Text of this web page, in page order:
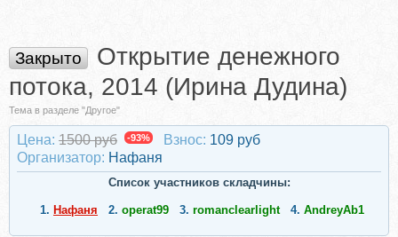
Закрыто
Открытие денежного
потока, 2014 (Ирина Дудина)
Тема в разделе "Другое"
Цена: 1500 руб -93% Взнос: 109 руб
Организатор: Нафаня
Список участников складчины:
1. Нафаня 2. operat99 3. romanclearlight 4. AndreyAb1